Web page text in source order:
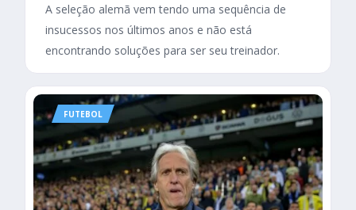
A seleção alemã vem tendo uma sequência de
insucessos nos últimos anos e não está
encontrando soluções para ser seu treinador.
FUTEBOL